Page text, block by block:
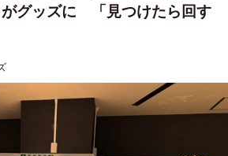
グッズに 「見つけたら回す